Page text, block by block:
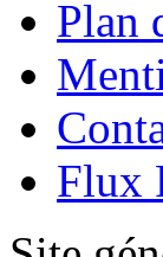
Plan
Flux